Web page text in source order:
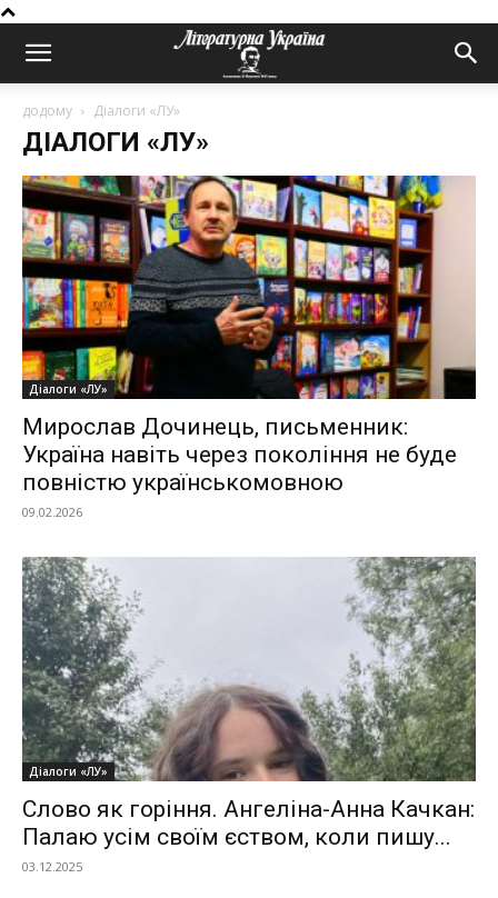
додому Діалоги «ЛУ»
ДІАЛОГИ «ЛУ»
Діалоги «ЛУ»
Мирослав Дочинець, письменник:
Україна навіть через покоління не буде
повністю українськомовною
09.02.2026
Діалоги «ЛУ»
Слово як горіння. Ангеліна-Анна Качкан:
Палаю усім своїм єством, коли пишу...
03.12.2025